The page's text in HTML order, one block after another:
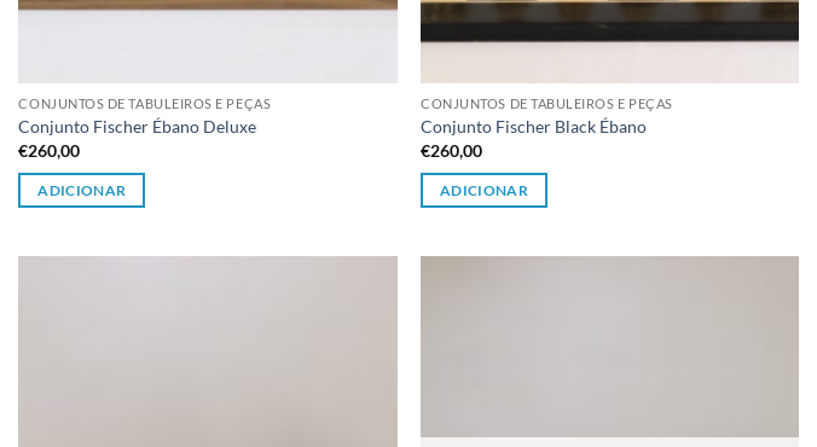
CONJUNTOS DE TABULEIROS E PEÇAS
Conjunto Fischer Ébano Deluxe
€260,00
ADICIONAR
CONJUNTOS DE TABULEIROS E PEÇAS
Conjunto Fischer Black Ébano
€260,00
ADICIONAR